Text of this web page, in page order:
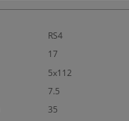
RS4
17
5x112
7.5
35